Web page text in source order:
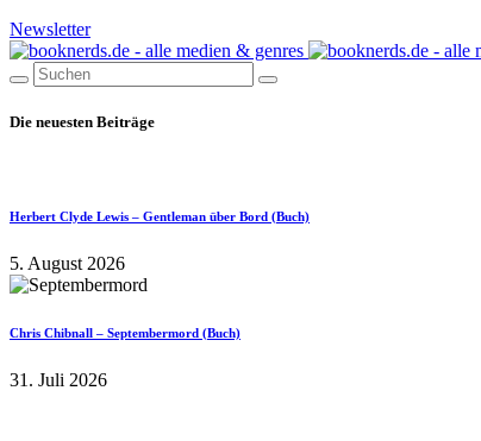
Newsletter
Die neuesten Beiträge
Herbert Clyde Lewis – Gentleman über Bord (Buch)
5. August 2026
Chris Chibnall – Septembermord (Buch)
31. Juli 2026